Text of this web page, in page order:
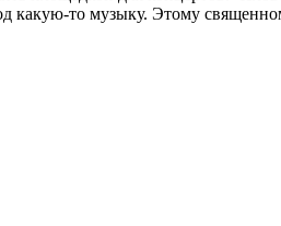
какую-то музыку. Этому